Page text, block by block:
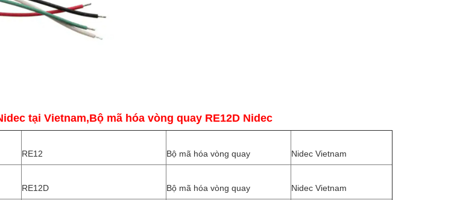
tại Vietnam,Bộ mã hóa vòng quay RE12D Nidec
RE12 Bộ mã hóa vòng quay Nidec Vietnam
RE12D Bộ mã hóa vòng quay Nidec Vietnam